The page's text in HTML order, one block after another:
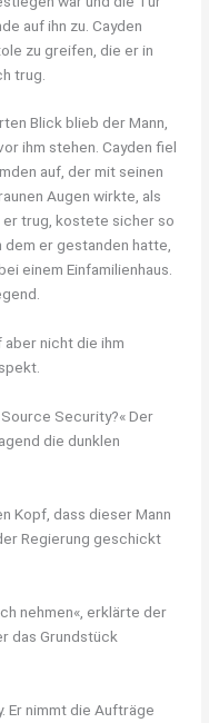
auf ihn zu. Cayden
zu greifen, die er in
trug.
Blick blieb der Mann,
ihm stehen. Cayden fiel
auf, der mit seinen
Augen wirkte, als
er trug, kostete sicher so
dem er gestanden hatte,
einem Einfamilienhaus.
aber nicht die ihm
Security?« Der
die dunklen
Kopf, dass dieser Mann
Regierung geschickt
nehmen«, erklärte der
das Grundstück
Er nimmt die Aufträge